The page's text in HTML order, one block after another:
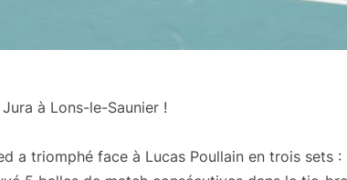
à Lons-le-Saunier !
a triomphé face à Lucas Poullain en trois sets :